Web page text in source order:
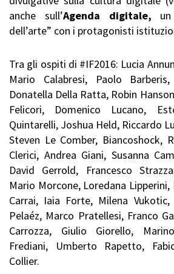
anche sull’Agenda digitale,
dell’arte” con i protagonisti
Tra gli ospiti di #IF2016: Lucia
Mario Calabresi, Paolo
Donatella Della Ratta, Robin
Felicori, Domenico Lucano,
Quintarelli, Joshua Held, Riccardo
Steven Le Comber, Biancoshock,
Clerici, Andrea Giani, Susanna
David Gerrold, Francesco
Mario Morcone, Loredana Lipperini,
Carrai, Iaia Forte, Milena Vukotic,
Pelaéz, Marco Pratellesi, Franco
Carrozza, Giulio Giorello,
Frediani, Umberto Rapetto,
Collier.